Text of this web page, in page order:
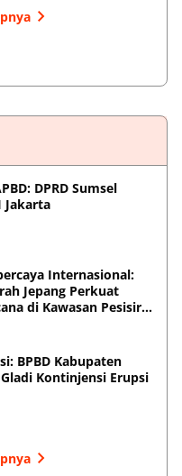
DPRD Sumsel
Jakarta
Internasional:
Jepang Perkuat
di Kawasan Pesisir
BPBD Kabupaten
Kontinjensi Erupsi